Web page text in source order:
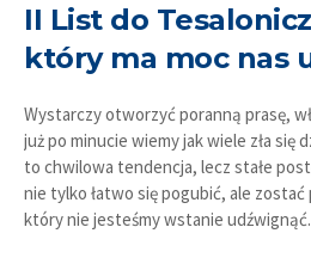
II List do
który ma moc nas
Wystarczy otworzyć poranną prasę,
już po minucie wiemy jak wiele zła się
to chwilowa tendencja, lecz stałe
nie tylko łatwo się pogubić, ale
który nie jesteśmy wstanie